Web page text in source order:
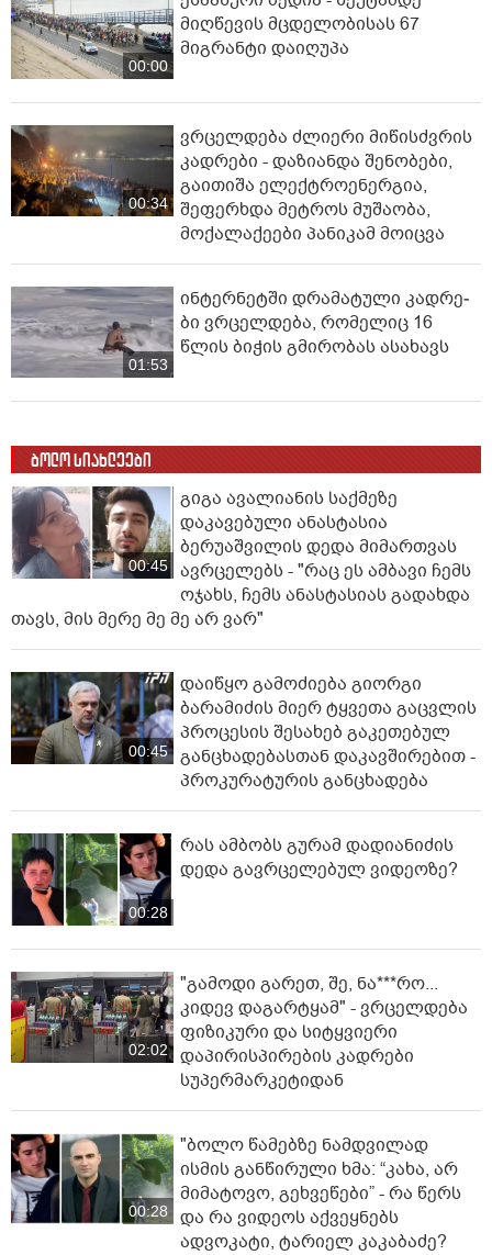
00:00
მიღწევის მცდელობისას 67
მიგრანტი დაიღუპა
00:34
ვრცელდება ძლიერი მიწისძვრის
კადრები - დაზიანდა შენობები,
გაითიშა ელექტროენერგია,
შეფერხდა მეტროს მუშაობა,
მოქალაქეები პანიკამ მოიცვა
01:53
ინ­ტერ­ნეტ­ში დრა­მა­ტუ­ლი კად­რე­
ბი ვრცელდება, რომელიც 16
წლის ბიჭის გმირობას ასახავს
ბოლო სიახლეები
00:45
გიგა ავალიანის საქმეზე
დაკავებული ანასტასია
ბერუაშვილის დედა მიმართვას
ავრცელებს - "რაც ეს ამბავი ჩემს
ოჯახს, ჩემს ანასტასიას გადახდა
თავს, მის მერე მე მე არ ვარ"
00:45
დაიწყო გამოძიება გიორგი
ბარამიძის მიერ ტყვეთა გაცვლის
პროცესის შესახებ გაკეთებულ
განცხადებასთან დაკავშირებით -
პროკურატურის განცხადება
00:28
რას ამბობს გურამ დადიანიძის
დედა გავრცელებულ ვიდეოზე?
02:02
"გამოდი გარეთ, შე, ნა***რო...
კიდევ დაგარტყამ" - ვრცელდება
ფიზიკური და სიტყვიერი
დაპირისპირების კადრები
სუპერმარკეტიდან
00:28
"ბოლო წამებზე ნამდვილად
ისმის განწირული ხმა: “კახა, არ
მიმატოვო, გეხვეწები” - რა წერს
და რა ვიდეოს აქვეყნებს
ადვოკატი, ტარიელ კაკაბაძე?